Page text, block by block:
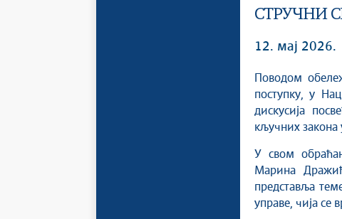
СТРУЧНИ
12. мај 2026.
Поводом
поступку, у
дискусија
кључних закона
У свом
Марина
представља
управе, чија се